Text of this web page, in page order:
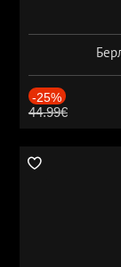
-25%
44.99€